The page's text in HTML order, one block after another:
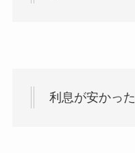
利息が安かった